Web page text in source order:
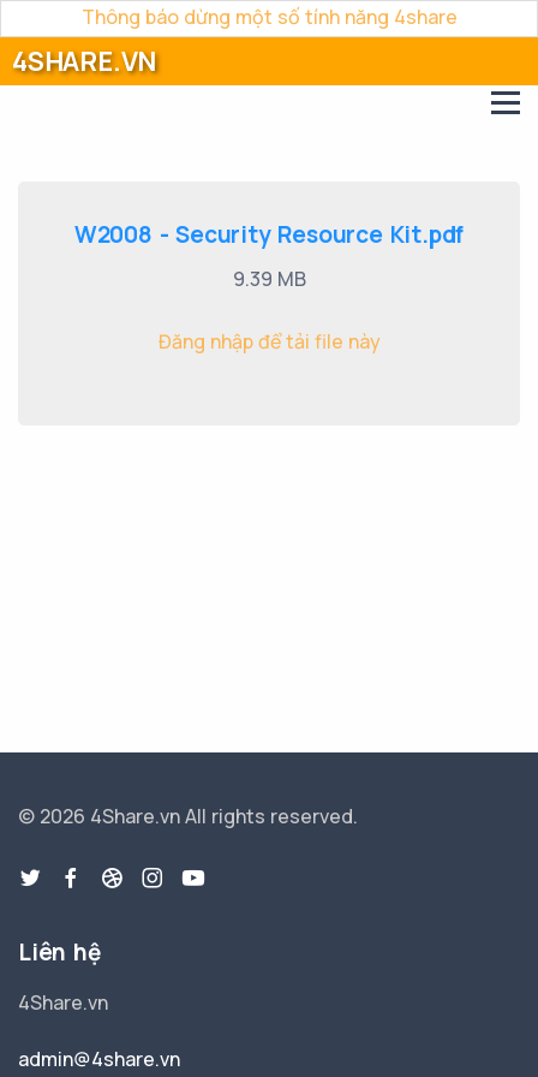
Thông báo dừng một số tính năng 4share
4SHARE.VN
W2008 - Security Resource Kit.pdf
9.39 MB
Đăng nhập để tải file này
© 2026 4Share.vnAll rights reserved.
Liên hệ
4Share.vn
admin@4share.vn